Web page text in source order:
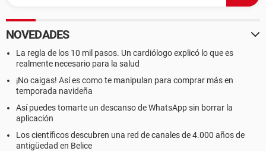
NOVEDADES
La regla de los 10 mil pasos. Un cardiólogo explicó lo que es
realmente necesario para la salud
¡No caigas! Así es como te manipulan para comprar más en
temporada navideña
Así puedes tomarte un descanso de WhatsApp sin borrar la
aplicación
Los científicos descubren una red de canales de 4.000 años de
antigüedad en Belice